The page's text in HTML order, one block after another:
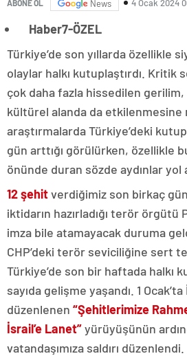
ABONE OL News 4 Ocak 2024
Haber7-ÖZEL
Türkiye’de son yıllarda özellikle
olaylar halkı kutuplaştırdı. Kritik
çok daha fazla hissedilen gerilim,
kültürel alanda da etkilenmesine
araştırmalarda Türkiye’deki
gün arttığı görülürken, özellikle
önünde duran sözde aydınlar yol
12 şehitverdiğimiz son birkaç
iktidarın hazırladığı terör örgütü
imza bile atamayacak duruma
CHP’deki terör seviciliğine sert
Türkiye’de son bir haftada halkı
sayıda gelişme yaşandı. 1
düzenlenen “Şehitlerimize
İsrail’e Lanet”yürüyüşünün
vatandaşımıza saldırı